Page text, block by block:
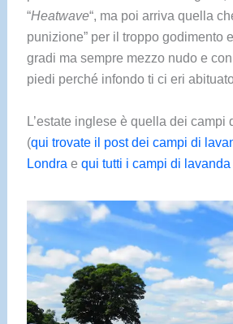
“Heatwave“, ma poi arriva quella
punizione” per il troppo godimento
gradi ma sempre mezzo nudo e
piedi perché infondo ti ci eri
L’estate inglese è quella dei campi
(qui trovate il post dei campi di
Londra e qui tutti i campi di lavanda